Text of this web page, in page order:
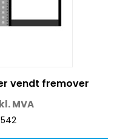
vendt fremover
MVA